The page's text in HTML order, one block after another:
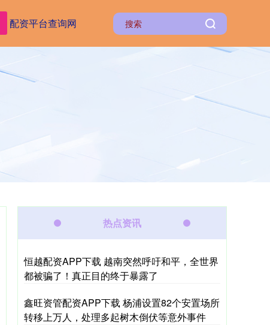
配资平台查询网
热点资讯
恒越配资APP下载 越南突然呼吁和平，全世界
都被骗了！真正目的终于暴露了
鑫旺资管配资APP下载 杨浦设置82个安置场所
转移上万人，处理多起树木倒伏等意外事件